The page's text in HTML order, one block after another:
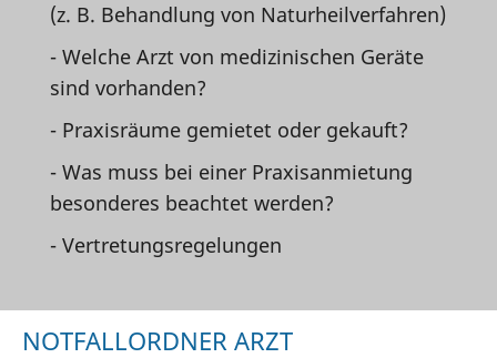
(z. B. Behandlung von Naturheilverfahren)
- Welche Arzt von medizinischen Geräte
sind vorhanden?
- Praxisräume gemietet oder gekauft?
- Was muss bei einer Praxisanmietung
besonderes beachtet werden?
- Vertretungsregelungen
NOTFALLORDNER ARZT